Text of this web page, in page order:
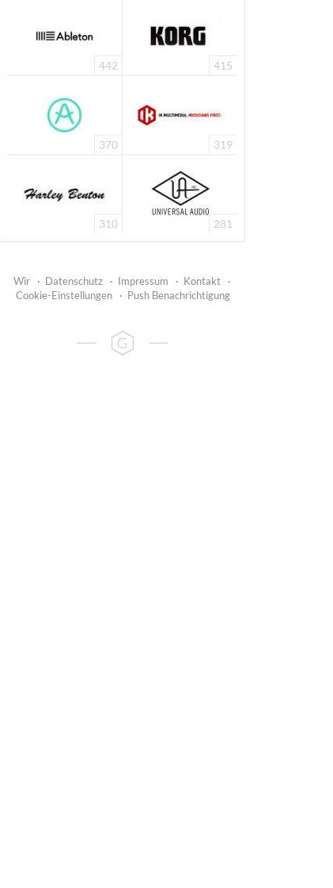
442 415
370 319
310 281
Wir · Datenschutz · Impressum · Kontakt
·
Cookie-Einstellungen
· Push Benachrichtigung